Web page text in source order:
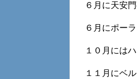
６月に天安
６月にポー
１０月には
１１月にベ